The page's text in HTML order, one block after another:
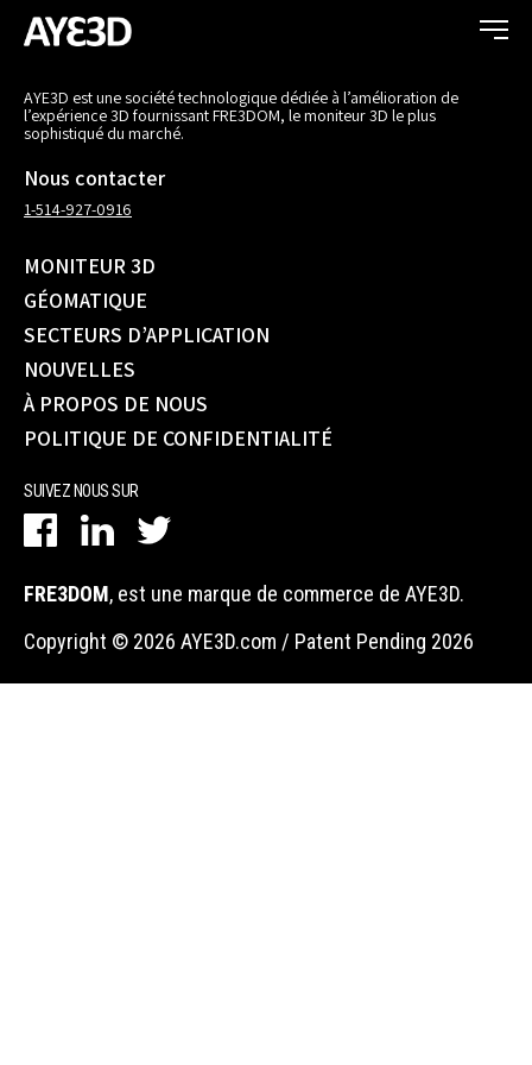
AYE3D est une société technologique dédiée à l’amélioration de
l’expérience 3D fournissant FRE3DOM, le moniteur 3D le plus
sophistiqué du marché.
Nous contacter
1-514-927-0916
MONITEUR 3D
GÉOMATIQUE
SECTEURS D’APPLICATION
NOUVELLES
À PROPOS DE NOUS
POLITIQUE DE CONFIDENTIALITÉ
SUIVEZ NOUS SUR
FRE3DOM, est une marque de commerce de AYE3D.
Copyright © 2026 AYE3D.com / Patent Pending 2026